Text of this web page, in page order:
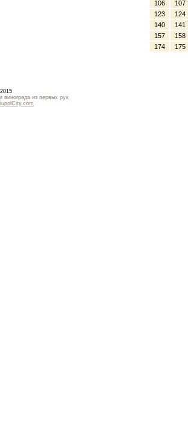
106
107
123
124
140
141
157
158
174
175
из первых рук